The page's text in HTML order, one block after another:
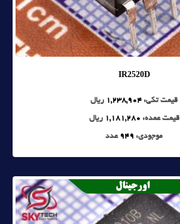
IR2520D
قیمت تکی: 1,238,904 ریال
قیمت عمده: 1,181,280 ریال
موجودی: 949 عدد